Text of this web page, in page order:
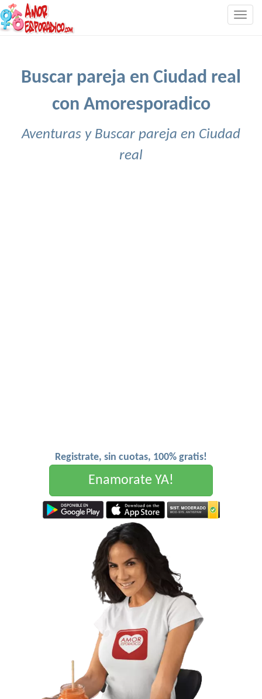
Buscar pareja en Ciudad real
con Amoresporadico
Aventuras y Buscar pareja en Ciudad
real
Registrate, sin cuotas, 100% gratis!
Enamorate YA!